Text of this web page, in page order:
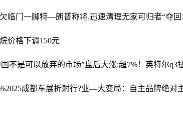
临门一脚特—朗普称将.迅速清理无家可归者“夺回
价格下调150元
不是可以放弃的市场”盘后大涨:超7%！英特尔q3
2025成都车展折射行?业—大变局：自主品牌绝对